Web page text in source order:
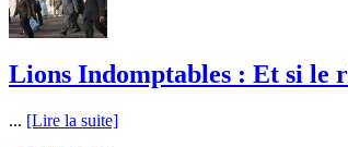
Lions Indomptables : Et si le
... [Lire la suite]